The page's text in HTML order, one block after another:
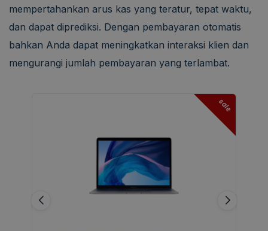
mempertahankan arus kas yang teratur, tepat waktu,
dan dapat diprediksi. Dengan pembayaran otomatis
bahkan Anda dapat meningkatkan interaksi klien dan
mengurangi jumlah pembayaran yang terlambat.
sale